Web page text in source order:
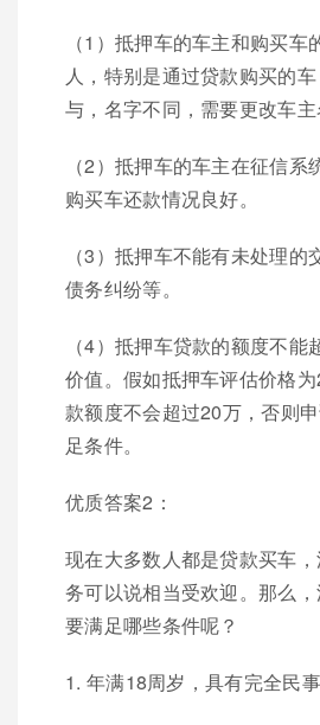
（1）抵押车的车主和购买车
人，特别是通过贷款购买的
与，名字不同，需要更改车主
（2）抵押车的车主在征信系
购买车还款情况良好。
（3）抵押车不能有未处理的
债务纠纷等。
（4）抵押车贷款的额度不能
价值。假如抵押车评估价格
款额度不会超过20万，否则
足条件。
优质答案2：
现在大多数人都是贷款买车，
务可以说相当受欢迎。那么
要满足哪些条件呢？
1. 年满18周岁，具有完全民